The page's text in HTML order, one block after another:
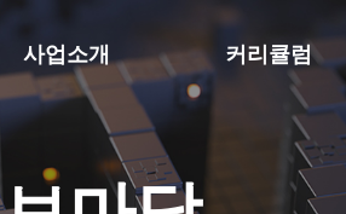
사업소개 커리큘럼